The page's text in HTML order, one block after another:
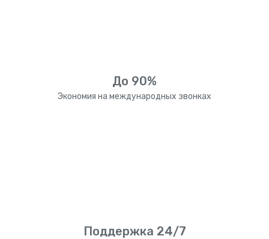
До 90%
Экономия на международных звонках
Поддержка 24/7